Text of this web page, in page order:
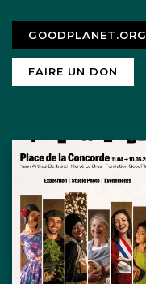
GOODPLANET.ORG
FAIRE UN DON